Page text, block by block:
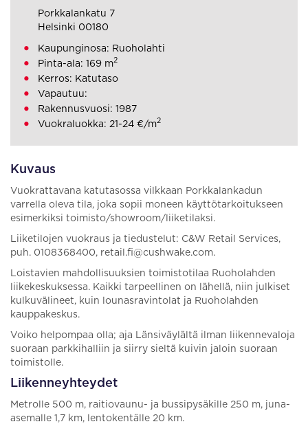
Kuvaus
Vuokrattavana katutasossa vilkkaan Porkkalankadun
varrella oleva tila, joka sopii moneen käyttötarkoitukseen
esimerkiksi toimisto/showroom/liiketilaksi.
Liiketilojen vuokraus ja tiedustelut: C&W Retail Services,
puh. 0108368400, retail.fi@cushwake.com.
Loistavien mahdollisuuksien toimistotilaa Ruoholahden
liikekeskuksessa. Kaikki tarpeellinen on lähellä, niin julkiset
kulkuvälineet, kuin lounasravintolat ja Ruoholahden
kauppakeskus.
Voiko helpompaa olla; aja Länsiväylältä ilman liikennevaloja
suoraan parkkihalliin ja siirry sieltä kuivin jaloin suoraan
toimistolle.
Liikenneyhteydet
Metrolle 500 m, raitiovaunu- ja bussipysäkille 250 m, juna-
asemalle 1,7 km, lentokentälle 20 km.
Porkkalankatu 7
Helsinki 00180
Kaupunginosa: Ruoholahti
Pinta-ala: 169 m2
Kerros: Katutaso
Vapautuu:
Rakennusvuosi: 1987
Vuokraluokka: 21-24 €/m2